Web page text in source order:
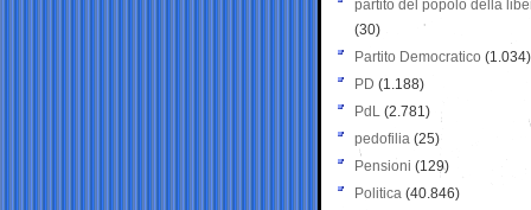
partito del popolo della
(30)
Partito Democratico (1.034)
PD (1.188)
PdL (2.781)
pedofilia (25)
Pensioni (129)
Politica (40.846)